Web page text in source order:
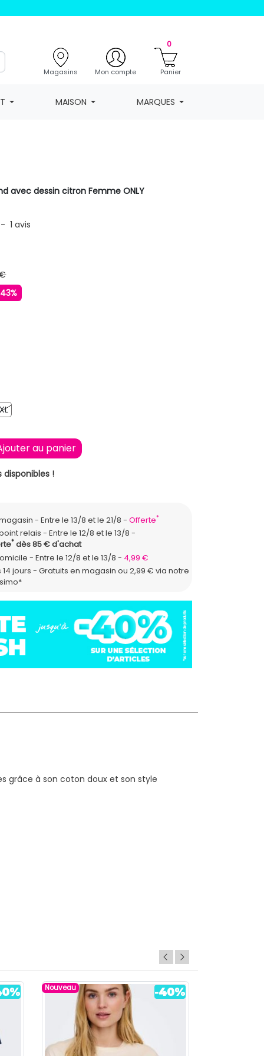
Magasins Mon compte
0
Panier
MAISON MARQUES
avec dessin citron Femme ONLY
- 1avis
XL
au panier
disponibles !
Entre le 13/8 et le 21/8 Offerte*
relais
Entre le 12/8 et le 13/8
*dès 85 € d'achat
Entre le 12/8 et le 13/8
4,99 €
14 jours - Gratuits en magasin ou 2,99 € via notre
grâce à son coton doux et son style
Nouveau